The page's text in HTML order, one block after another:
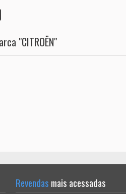
"CITROËN"
Revendas mais acessadas